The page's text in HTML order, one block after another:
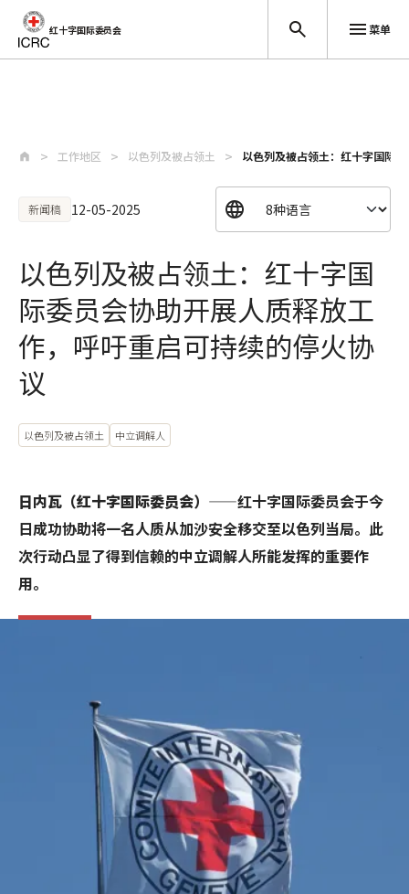
红十字国际委员会 菜单
工作地区 以色列及被占领土 以色列及被占领土：红十字国际
新闻稿 12-05-2025
以色列及被占领土：红十字国
际委员会协助开展人质释放工
作，呼吁重启可持续的停火协
议
以色列及被占领土 中立调解人
日内瓦（红十字国际委员会） ——红十字国际委员会于今
日成功协助将一名人质从加沙安全移交至以色列当局。此
次行动凸显了得到信赖的中立调解人所能发挥的重要作
用。